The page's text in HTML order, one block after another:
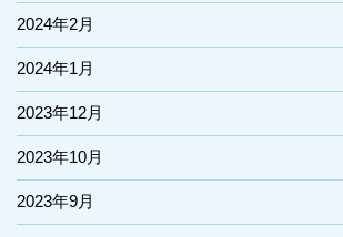
2024年2月
2024年1月
2023年12月
2023年10月
2023年9月